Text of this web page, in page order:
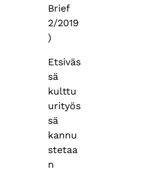
Brief
2/2019
)
Etsiväs
sä
kulttu
urityös
sä
kannu
stetaa
n